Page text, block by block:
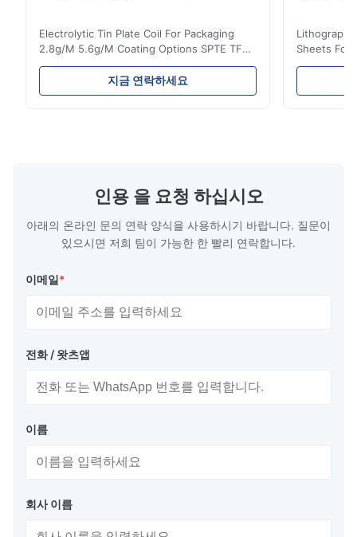
Electrolytic Tin Plate Coil For Packaging
2.8g/M 5.6g/M Coating Options SPTE TFS
Electrolytic Tin Plate Coil for Packaging -
2.8/2.8 & 5.6/5.6g/m Coating Options SPTE
TFS Electrolytic Tin Plate (ETP) represents
specifically for
지금 연락하세요
Sheets For
929mm
packaging
인용 을 요청 하십시오
아래의 온라인 문의 연락 양식을 사용하시기 바랍니다. 질문이
있으시면 저희 팀이 가능한 한 빨리 연락합니다.
이메일*
전화 / 왓츠앱
이름
회사 이름